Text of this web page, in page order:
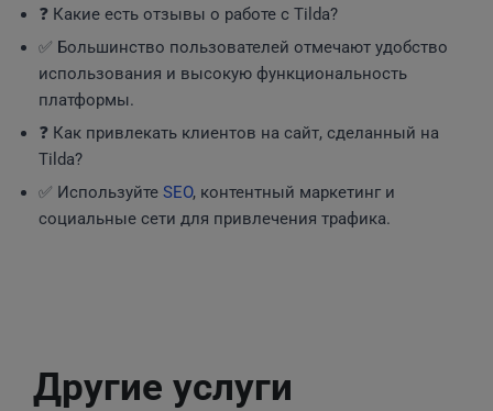
❓ Какие есть отзывы о работе с Tilda?
✅ Большинство пользователей отмечают удобство
использования и высокую функциональность
платформы.
❓ Как привлекать клиентов на сайт, сделанный на
Tilda?
✅ Используйте SEO, контентный маркетинг и
социальные сети для привлечения трафика.
Другие услуги